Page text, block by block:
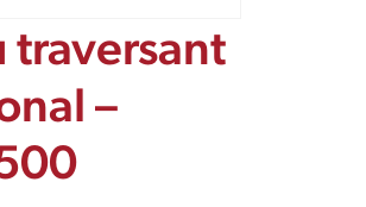
traversant
–